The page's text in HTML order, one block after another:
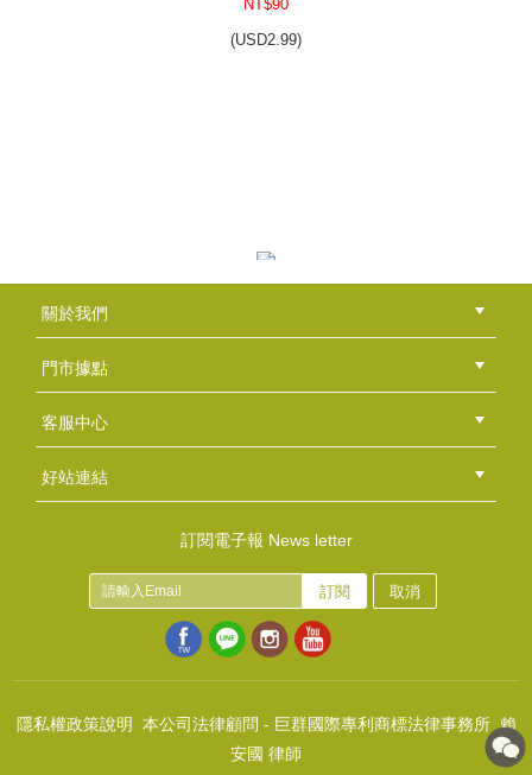
風格皂章~A075 薔薇之印
NT$90
(USD2.99)
NT$230
(USD7.64)
關於我們
公司簡介
品牌故事
最新消息
隱私權聲明
版權聲明
門市據點
總部
北區
中區
南區
東區
海外
客服中心
會員等級
購物流程
訂單查詢
常見問題
海外訂購流程
連絡我們
下載專區
紅利點數
好站連結
訂閱電子報 News letter
訂閱 取消
隱私權政策說明 本公司法律顧問 - 巨群國際專利商標法律事務所 賴
安國 律師